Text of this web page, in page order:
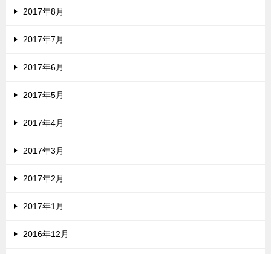
2017年8月
2017年7月
2017年6月
2017年5月
2017年4月
2017年3月
2017年2月
2017年1月
2016年12月